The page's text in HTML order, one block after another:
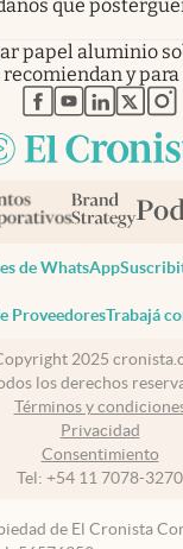
que
papel aluminio
recomiendan y
abre en nueva
abre enabre en
de WhatsApp
ProveedoresTrabajá
2025
los derechos
Términos y
Privacidad
Consentimiento
Tel: +54 11 7078-3270
de El Cronista